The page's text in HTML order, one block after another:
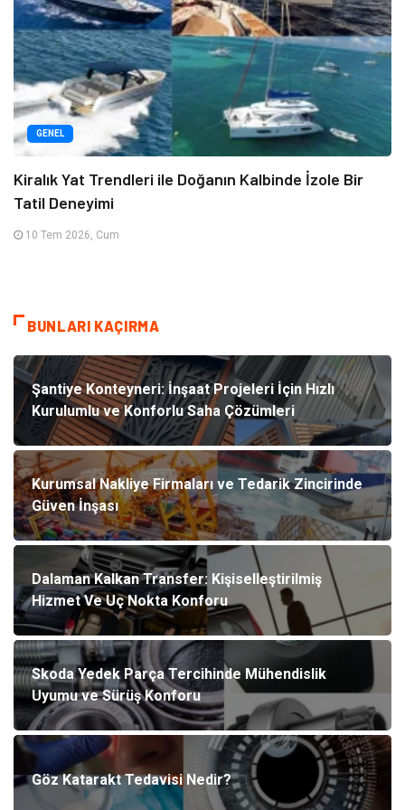
GENEL
Kiralık Yat Trendleri ile Doğanın Kalbinde İzole Bir
Tatil Deneyimi
10 Tem 2026, Cum
BUNLARI KAÇIRMA
Şantiye Konteyneri: İnşaat Projeleri İçin Hızlı
Kurulumlu ve Konforlu Saha Çözümleri
Kurumsal Nakliye Firmaları ve Tedarik Zincirinde
Güven İnşası
Dalaman Kalkan Transfer: Kişiselleştirilmiş
Hizmet Ve Uç Nokta Konforu
Skoda Yedek Parça Tercihinde Mühendislik
Uyumu ve Sürüş Konforu
Göz Katarakt Tedavisi Nedir?